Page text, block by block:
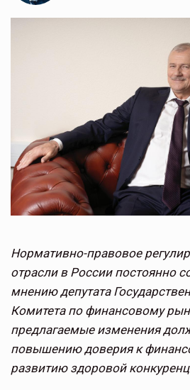
Нормативно-правовое
отрасли в России постоянно
мнению депутата
Комитета по финансовому
предлагаемые изменения
повышению доверия к
развитию здоровой